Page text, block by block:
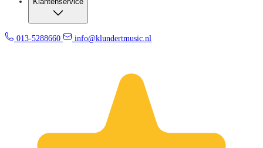
013-5288660 info@klundertmusic.nl